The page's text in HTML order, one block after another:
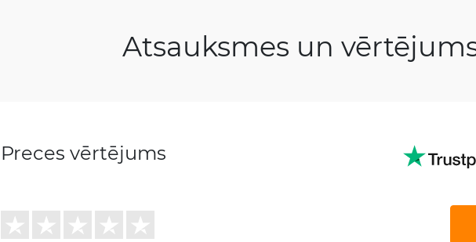
Atsauksmes un
Preces vērtējums